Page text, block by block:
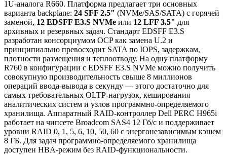
1U-аналога R660. Платформа предлагает три основных
варианта backplane: 24 SFF 2.5" (NVMe/SAS/SATA) с горячей
заменой, 12 EDSFF E3.S NVMe или 12 LFF 3.5" для
архивных и резервных задач. Стандарт EDSFF E3.S
разработан консорциумом OCP как замена U.2 и
принципиально превосходит SATA по IOPS, задержкам,
плотности размещения и теплоотводу. На одну платформу
R760 в конфигурации с EDSFF E3.S NVMe можно получить
совокупную производительность свыше 8 миллионов
операций ввода-вывода в секунду — этого достаточно для
самых требовательных OLTP-нагрузок, кеширования
аналитических систем и узлов программно-определяемого
хранилища. Аппаратный RAID-контроллер Dell PERC H965i
работает на чипсете Broadcom SAS4 12 Гб/с и поддерживает
уровни RAID 0, 1, 5, 6, 10, 50, 60 с энергонезависимым кэшем
8 ГБ. Для задач программно-определяемого хранилища
доступен HBA-режим без RAID-функциональности.